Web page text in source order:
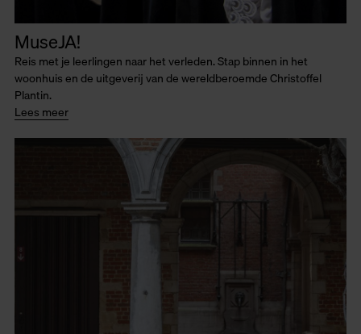
MuseJA!
Reis met je leerlingen naar het verleden. Stap binnen in het
woonhuis en de uitgeverij van de wereldberoemde Christoffel
Plantin.
Lees meer